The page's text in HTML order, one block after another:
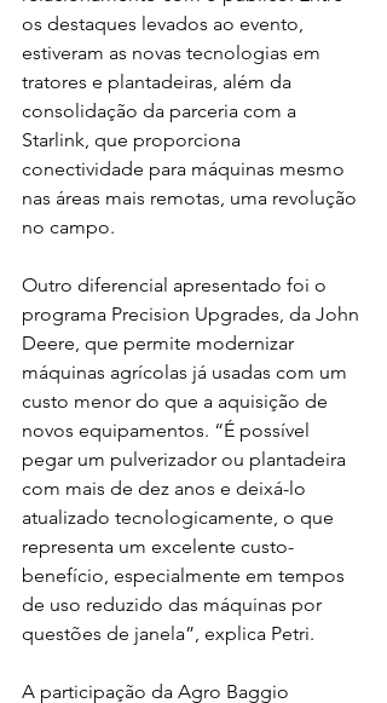
os destaques levados ao evento,
estiveram as novas tecnologias em
tratores e plantadeiras, além da
consolidação da parceria com a
Starlink, que proporciona
conectividade para máquinas mesmo
nas áreas mais remotas, uma revolução
no campo.
Outro diferencial apresentado foi o
programa Precision Upgrades, da John
Deere, que permite modernizar
máquinas agrícolas já usadas com um
custo menor do que a aquisição de
novos equipamentos. “É possível
pegar um pulverizador ou plantadeira
com mais de dez anos e deixá-lo
atualizado tecnologicamente, o que
representa um excelente custo-
benefício, especialmente em tempos
de uso reduzido das máquinas por
questões de janela”, explica Petri.
A participação da Agro Baggio